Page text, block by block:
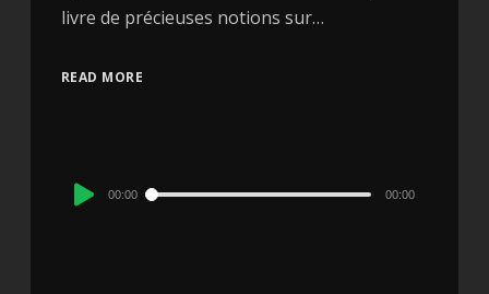
livre de précieuses notions sur…
READ MORE
Audio
00:00 00:00